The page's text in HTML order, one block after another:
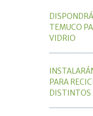
TEMUCO
VIDRIO
PARA
DISTINTOS